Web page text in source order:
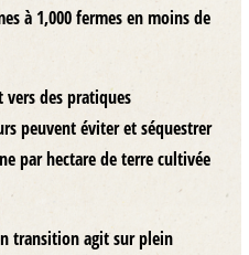
à 1,000 fermes en moins de
des pratiques
peuvent éviter et séquestrer
par hectare de terre cultivée
transition agit sur plein